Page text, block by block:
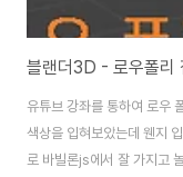
블랜더3D - 로우폴리
유튜브 강좌를 통하여 로우
색상을 입혀보았는데 웬지
로 바빌론js에서 잘 가지고